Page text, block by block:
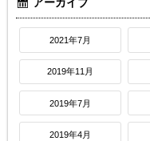
アーカイブ
2021年7月
2019年11月
2019年7月
2019年4月